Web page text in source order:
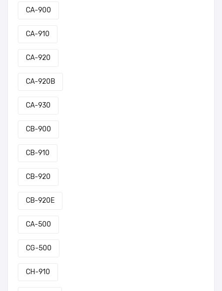
CA-900
CA-910
CA-920
CA-920B
CA-930
CB-900
CB-910
CB-920
CB-920E
CA-500
CG-500
CH-910